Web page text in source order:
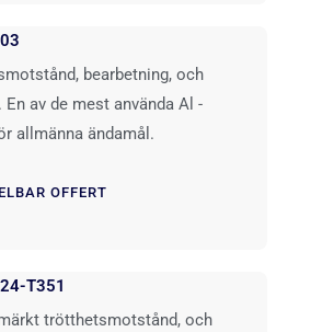
bearbetning, och
av de mest använda Al -
allmänna ändamål.
OFFERT
T351
trötthetsmotstånd, och